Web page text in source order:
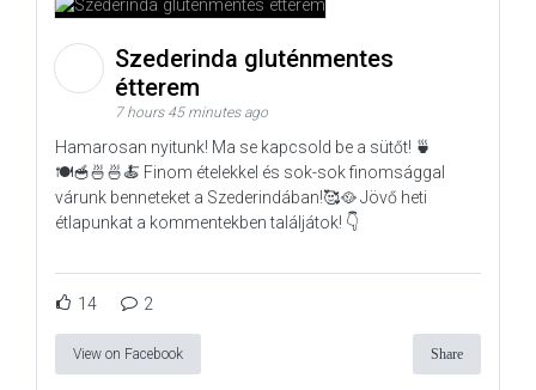
Szederinda gluténmentes
étterem
7 hours 45 minutes ago
Hamarosan nyitunk! Ma se kapcsold be a sütőt! 🍵
🍽️🥣🍜🍜🍝 Finom ételekkel és sok-sok finomsággal
várunk benneteket a Szederindában!🥰🥘 Jövő heti
étlapunkat a kommentekben találjátok! 👇
14 2
View on Facebook Share